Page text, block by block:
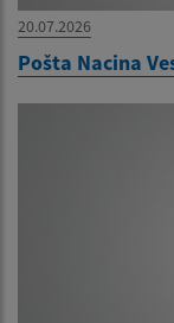
20.07.2026
Pošta Nacina